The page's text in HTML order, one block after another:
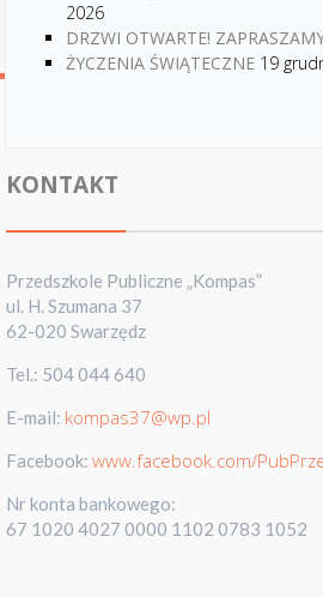
2026
DRZWI OTWARTE!
ŻYCZENIA ŚWIĄTECZNE 19
KONTAKT
Przedszkole Publiczne „Kompas”
ul. H. Szumana 37
62-020 Swarzędz
Tel.: 504 044 640
E-mail: kompas37@wp.pl
Facebook: www.facebook.com/
Nr konta bankowego:
67 1020 4027 0000 1102 0783 1052